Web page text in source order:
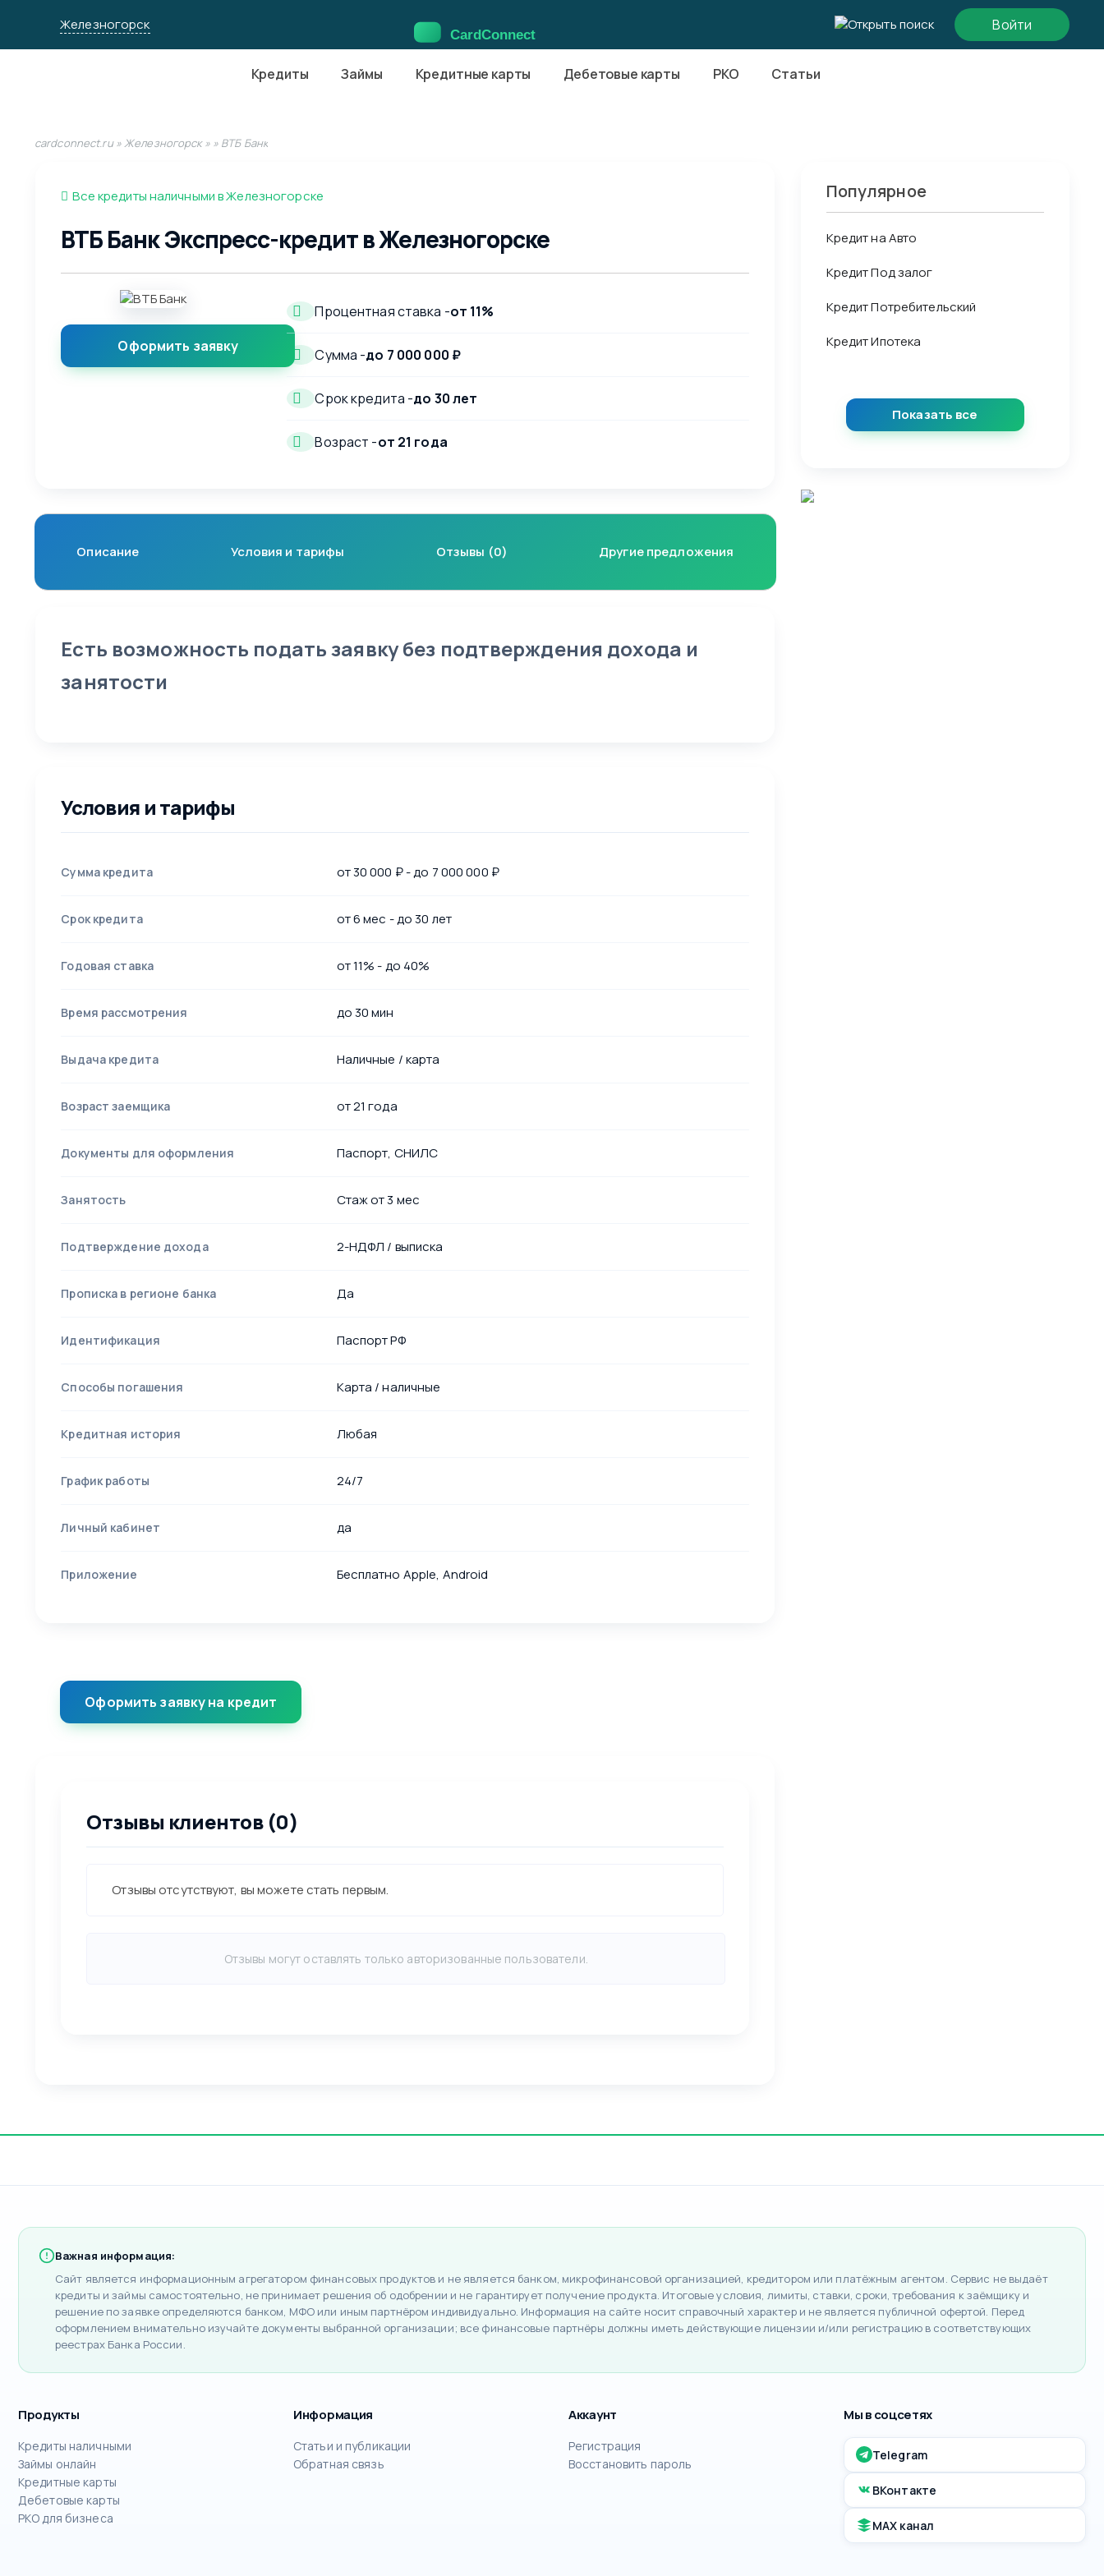
Железногорск Войти
Кредиты Займы Кредитные карты Дебетовые карты РКО Статьи
cardconnect.ru»Железногорск» » ВТБ Банк
Все кредиты наличными в Железногорске
ВТБ Банк Экспресс-кредит в Железногорске
Оформить заявку
Процентная ставка -от 11%
Сумма -до 7 000 000 ₽
Срок кредита -до 30 лет
Возраст -от 21 года
Описание Условия и тарифы Отзывы (0) Другие предложения
Есть возможность подать заявку без подтверждения дохода и
занятости
Условия и тарифы
Сумма кредита от 30 000 ₽ - до 7 000 000 ₽
Срок кредита от 6 мес - до 30 лет
Годовая ставка от 11% - до 40%
Время рассмотрения до 30 мин
Выдача кредита Наличные / карта
Возраст заемщика от 21 года
Документы для оформления Паспорт, СНИЛС
Занятость Стаж от 3 мес
Подтверждение дохода 2-НДФЛ / выписка
Прописка в регионе банка Да
Идентификация Паспорт РФ
Способы погашения Карта / наличные
Кредитная история Любая
График работы 24/7
Личный кабинет да
Приложение Бесплатно Apple, Android
Оформить заявку на кредит
Отзывы клиентов (0)
Отзывы отсутствуют, вы можете стать первым.
Отзывы могут оставлять только авторизованные пользователи.
Популярное
Кредит на Авто
Кредит Под залог
Кредит Потребительский
Кредит Ипотека
Показать все
Важная информация:
Сайт является информационным агрегатором финансовых продуктов и не является банком, микрофинансовой организацией, кредитором или платёжным агентом. Сервис не выдаёт
кредиты и займы самостоятельно, не принимает решения об одобрении и не гарантирует получение продукта. Итоговые условия, лимиты, ставки, сроки, требования к заёмщику и
решение по заявке определяются банком, МФО или иным партнёром индивидуально. Информация на сайте носит справочный характер и не является публичной офертой. Перед
оформлением внимательно изучайте документы выбранной организации; все финансовые партнёры должны иметь действующие лицензии и/или регистрацию в соответствующих
реестрах Банка России.
Продукты
Кредиты наличными
Займы онлайн
Кредитные карты
Дебетовые карты
РКО для бизнеса
Информация
Статьи и публикации
Обратная связь
Аккаунт
Регистрация
Восстановить пароль
Мы в соцсетях
Telegram
ВКонтакте
MAX канал